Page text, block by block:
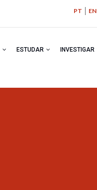
PT EN
ESTUDAR INVESTIGAR